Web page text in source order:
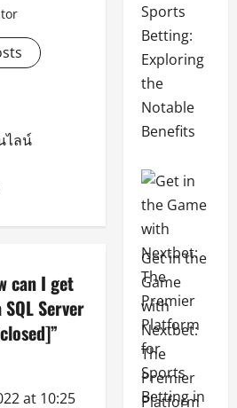
ไลน์
can I get
Server
”
at 10:25
Sports
Betting:
Exploring
the
Notable
Benefits
Get in the
Game
with
Nextbet:
The
Premier
Platform